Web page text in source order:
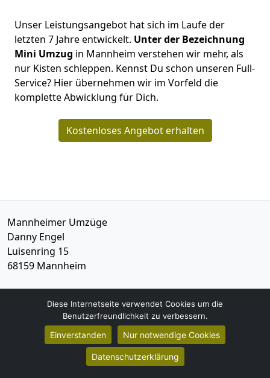
Unser Leistungsangebot hat sich im Laufe der
letzten 7 Jahre entwickelt. Unter der Bezeichnung
Mini Umzug in Mannheim verstehen wir mehr, als
nur Kisten schleppen. Kennst Du schon unseren Full-
Service? Hier übernehmen wir im Vorfeld die
komplette Abwicklung für Dich.
Kostenloses Angebot erhalten
Mannheimer Umzüge
Danny Engel
Luisenring 15
68159 Mannheim
info@mannheimer-umzuege.de
Öffnungszeiten:Mo - Sa: 07:00 - 14:00 Uhr
Diese Internetseite verwendet Cookies um die
Benutzerfreundlichkeit zu verbessern.
Einverstanden Nur notwendige Cookies
Datenschutzerklärung